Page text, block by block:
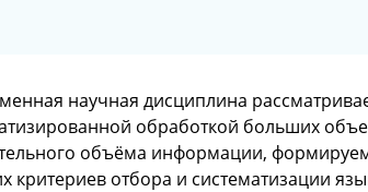
научная дисциплина
обработкой больших
объёма информации,
критериев отбора и систематизации